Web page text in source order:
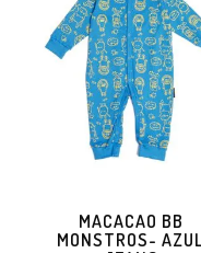
MACACAO BB
MONSTROS-